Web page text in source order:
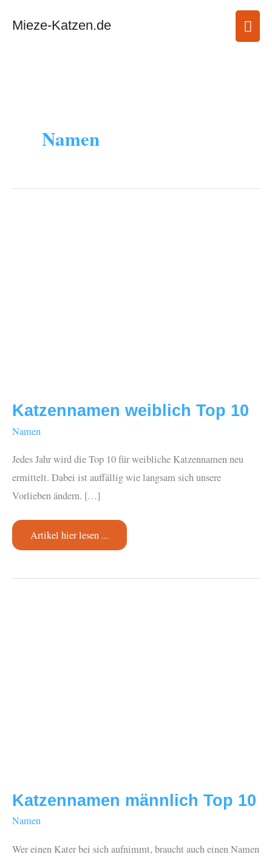
InhaltMieze-Katzen.de
Namen
Katzennamen weiblich Top 10
Namen
Jedes Jahr wird die Top 10 für weibliche Katzennamen neu
ermittelt. Dabei ist auffällig wie langsam sich unsere
Vorlieben ändern. […]
Katzennamen
weiblich
Artikel hier lesen ...
Katzennamen männlich Top 10
Namen
Wer einen Kater bei sich aufnimmt, braucht auch einen Namen